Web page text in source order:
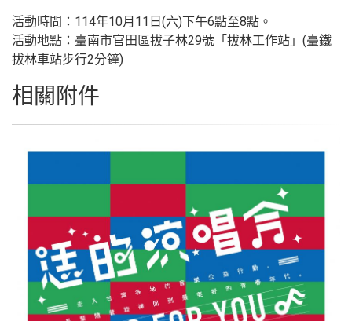
活動時間：114年10月11日(六)下午6點至8點。
活動地點：臺南市官田區拔子林29號「拔林工作站」(臺鐵
拔林車站步行2分鐘)
相關附件